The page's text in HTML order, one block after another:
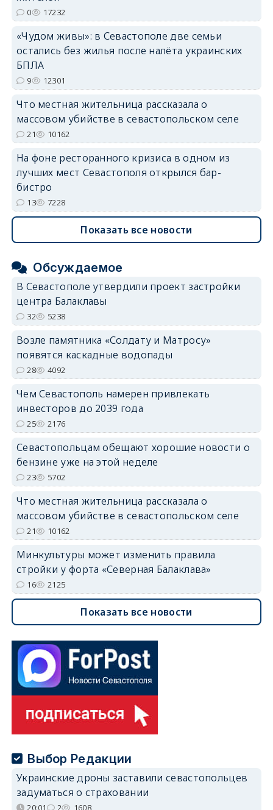
0 17232
«Чудом живы»: в Севастополе две семьи
остались без жилья после налёта украинских
БПЛА
9 12301
Что местная жительница рассказала о
массовом убийстве в севастопольском селе
21 10162
На фоне ресторанного кризиса в одном из
лучших мест Севастополя открылся бар-
бистро
13 7228
Показать все новости
Обсуждаемое
В Севастополе утвердили проект застройки
центра Балаклавы
32 5238
Возле памятника «Солдату и Матросу»
появятся каскадные водопады
28 4092
Чем Севастополь намерен привлекать
инвесторов до 2039 года
25 2176
Севастопольцам обещают хорошие новости о
бензине уже на этой неделе
23 5702
Что местная жительница рассказала о
массовом убийстве в севастопольском селе
21 10162
Минкультуры может изменить правила
стройки у форта «Северная Балаклава»
16 2125
Показать все новости
Выбор Редакции
Украинские дроны заставили севастопольцев
задуматься о страховании
20:01 2 1608